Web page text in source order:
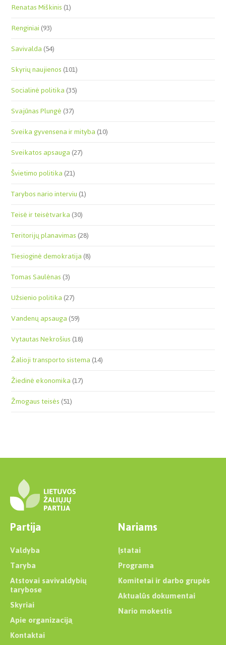
Renatas Miškinis(1)
Renginiai(93)
Savivalda(54)
Skyrių naujienos(101)
Socialinė politika(35)
Svajūnas Plungė(37)
Sveika gyvensena ir mityba(10)
Sveikatos apsauga(27)
Švietimo politika(21)
Tarybos nario interviu(1)
Teisė ir teisėtvarka(30)
Teritorijų planavimas(28)
Tiesioginė demokratija(8)
Tomas Saulėnas(3)
Užsienio politika(27)
Vandenų apsauga(59)
Vytautas Nekrošius(18)
Žalioji transporto sistema(14)
Žiedinė ekonomika(17)
Žmogaus teisės(51)
Partija
Valdyba
Taryba
Atstovai savivaldybių
tarybose
Skyriai
Apie organizaciją
Kontaktai
Nariams
Įstatai
Programa
Komitetai ir darbo grupės
Aktualūs dokumentai
Nario mokestis